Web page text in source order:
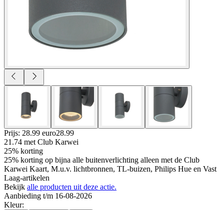
Prijs: 28.99 euro28.99
21.74 met Club Karwei
25% korting
25% korting op bijna alle buitenverlichting alleen met de Club
Karwei Kaart, M.u.v. lichtbronnen, TL-buizen, Philips Hue en Vast
Laag-artikelen
Bekijk alle producten uit deze actie.
Aanbieding t/m 16-08-2026
Kleur: